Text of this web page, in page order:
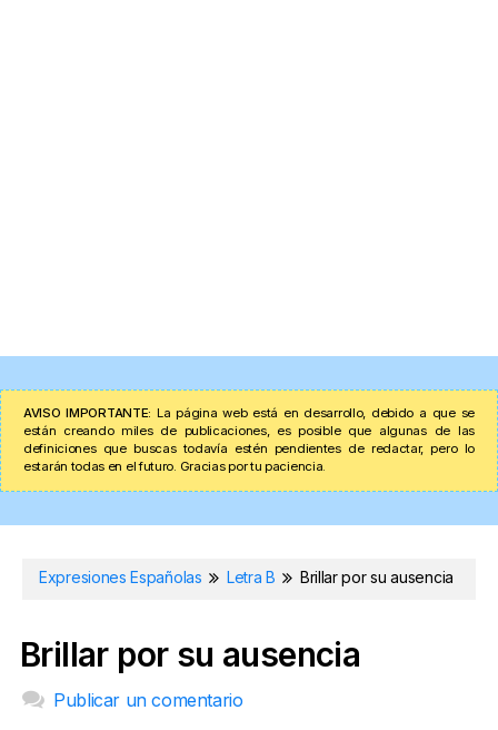
AVISO IMPORTANTE: La página web está en desarrollo, debido a que se
están creando miles de publicaciones, es posible que algunas de las
definiciones que buscas todavía estén pendientes de redactar, pero lo
estarán todas en el futuro. Gracias por tu paciencia.
Expresiones Españolas Letra B Brillar por su ausencia
Brillar por su ausencia
Publicar un comentario